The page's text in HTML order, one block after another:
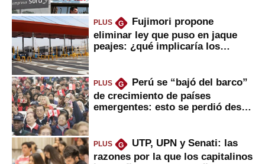
PLUS G
Fujimori propone
eliminar ley que puso en jaque
peajes: ¿qué implicaría los
PLUS G
Perú se “bajó del barco”
de crecimiento de países
emergentes: esto se perdió desde
PLUS G
UTP, UPN y Senati: las
razones por la que los capitalinos